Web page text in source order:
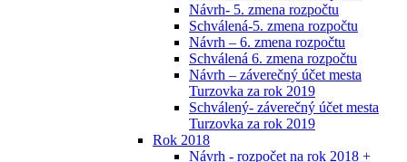
Návrh- 5. zmena rozpočtu
Schválená-5. zmena rozpočtu
Návrh – 6. zmena rozpočtu
Schválená 6. zmena rozpočtu
Návrh – záverečný účet mesta
Turzovka za rok 2019
Schválený- záverečný účet mesta
Turzovka za rok 2019
Rok 2018
Návrh - rozpočet na rok 2018 +